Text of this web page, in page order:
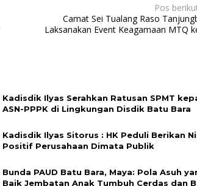
Pos
Camat Sei Tualang Raso
Laksanakan Event Keagamaan MTQ
Kadisdik Ilyas Serahkan Ratusan SPMT
ASN-PPPK di Lingkungan Disdik Batu Bara
Kadisdik Ilyas Sitorus : HK Peduli Berikan
Positif Perusahaan Dimata Publik
Bunda PAUD Batu Bara, Maya: Pola Asuh yang
Baik Jembatan Anak Tumbuh Cerdas dan